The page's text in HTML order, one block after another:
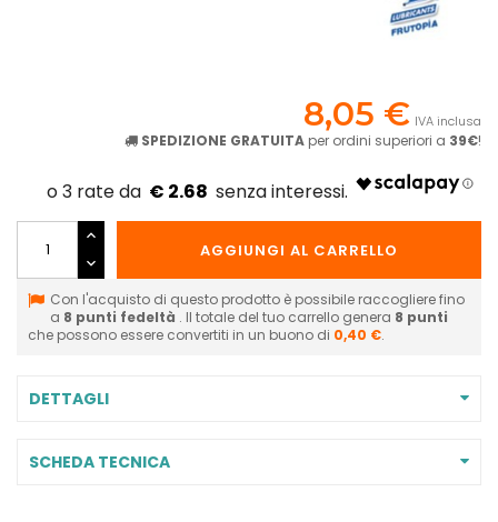
8,05 € IVA inclusa
SPEDIZIONE GRATUITA per ordini superiori a 39€!
€ 2.68
AGGIUNGI AL CARRELLO
Con l'acquisto di questo prodotto è possibile raccogliere fino
a 8 punti fedeltà . Il totale del tuo carrello genera 8 punti
che possono essere convertiti in un buono di 0,40 €.
DETTAGLI
SCHEDA TECNICA